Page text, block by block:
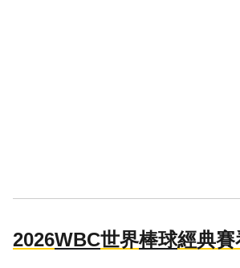
2026WBC世界棒球經典